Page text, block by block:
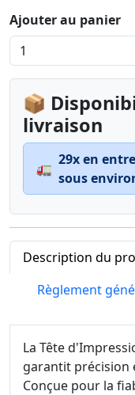
Ajouter au panier
📦
livraison
🚛
29x en
sous
Description du
Règlement
La Tête
garantit précision
Conçue pour la